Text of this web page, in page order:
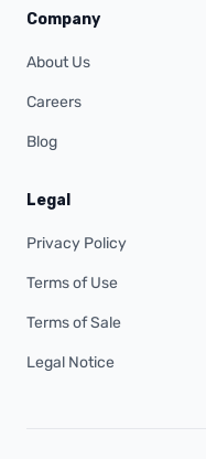
Company
About Us
Careers
Blog
Legal
Privacy Policy
Terms of Use
Terms of Sale
Legal Notice